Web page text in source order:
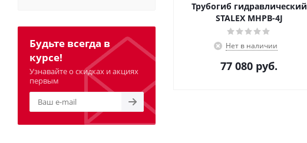
Трубогиб гидравлический
STALEX MHPB-4J
Нет в наличии
77 080 руб.
Будьте всегда в
курсе!
Узнавайте о скидках и акциях
первым